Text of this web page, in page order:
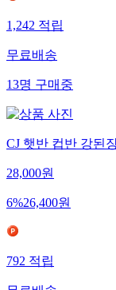
1,242적립
무료배송
13명구매중
CJ 햇반 컵반 강된
28,000원
6%26,400원
792적립